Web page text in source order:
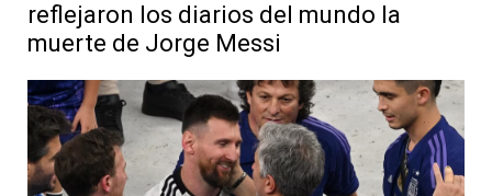
reflejaron los diarios del mundo la
muerte de Jorge Messi